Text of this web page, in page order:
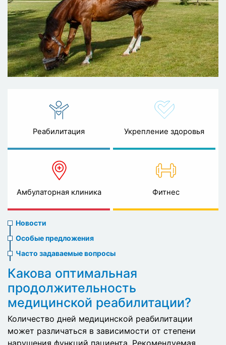
Реабилитация Укрепление здоровья
Амбулаторная клиника Фитнес
News
menu
Новости
Особые предложения
Часто задаваемые вопросы
Какова оптимальная
продолжительность
медицинской реабилитации?
Количество дней медицинской реабилитации
может различаться в зависимости от степени